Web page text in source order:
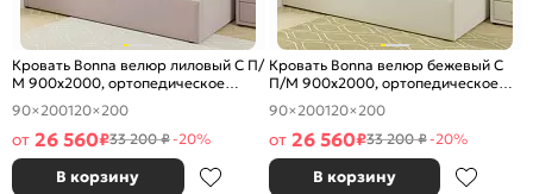
Кровать Bonna велюр лиловый С П/
М 900x2000, ортопедическое
основание, изголовье мягкое
90×200120×200
от 26 560₽33 200 ₽-20%
В корзину
Кровать Bonna велюр бежевый С
П/М 900x2000, ортопедическое
основание, изголовье мягкое
90×200120×200
от 26 560₽33 200 ₽-20%
В корзину